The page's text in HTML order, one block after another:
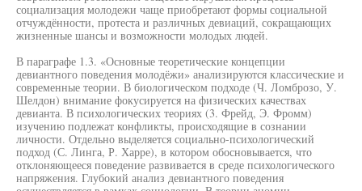
социализация молодежи чаще приобретают формы социальной
отчуждённости, протеста и различных девиаций, сокращающих
жизненные шансы и возможности молодых людей.
В параграфе 1.3. «Основные теоретические концепции
девиантного поведения молодёжи» анализируются классические и
современные теории. В биологическом подходе (Ч. Ломброзо, У.
Шелдон) внимание фокусируется на физических качествах
девианта. В психологических теориях (3. Фрейд, Э. Фромм)
изучению подлежат конфликты, происходящие в сознании
личности. Отдельно выделяется социально-психологический
подход (С. Линга, Р. Харре), в котором обосновывается, что
отклоняющееся поведение развивается в среде психологического
напряжения. Глубокий анализ девиантного поведения